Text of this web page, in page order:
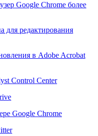
Google Chrome более
для редактирования
в Adobe Acrobat
Control Center
Google Chrome